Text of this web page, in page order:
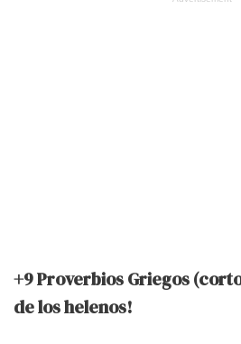
+9 Proverbios Griegos
de los helenos!